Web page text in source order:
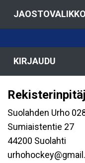
JAOSTOVALIKKO
KIRJAUDU
Suolahden Urho
Sumiaistentie 27
44200 Suolahti